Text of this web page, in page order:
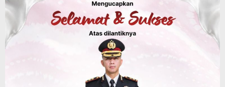
Pemerintahan Sosial & Keagamaan
Banjarmasin Pilot Project Perlinsos
Digital, Target 30 Persen IKD Masih
Jauh, Komisi II DPR Turun Tangan